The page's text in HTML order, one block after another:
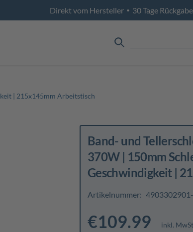
Direkt vom Hersteller • 30 Tage
| 215x145mm Arbeitstisch
Band- und
370W | 150mm
Geschwindigkeit |
Artikelnummer:
€109.99 inkl.